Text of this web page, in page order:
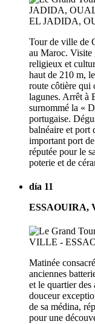
Tour de ville de
au Maroc. Visite
religieux et
haut de 210 m,
route côtière qui
lagunes. Arrêt à
surnommé la «
portugaise.
balnéaire et port
important port
réputée pour le
poterie et de
día 11
ESSAOUIRA,
Matinée
anciennes
et le quartier des
douceur
de sa médina,
pour une